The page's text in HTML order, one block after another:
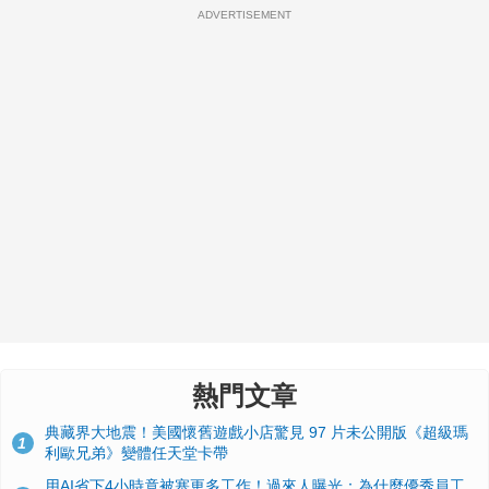
ADVERTISEMENT
熱門文章
1
典藏界大地震！美國懷舊遊戲小店驚見 97 片未公開版《超級瑪
利歐兄弟》變體任天堂卡帶